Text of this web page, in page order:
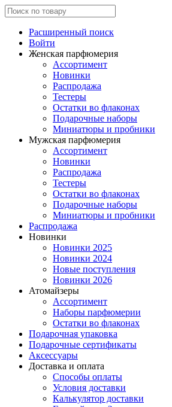
Расширенный поиск
Войти
Женская парфюмерия
Ассортимент
Новинки
Распродажа
Тестеры
Остатки во флаконах
Подарочные наборы
Миниатюры и пробники
Мужская парфюмерия
Ассортимент
Новинки
Распродажа
Тестеры
Остатки во флаконах
Подарочные наборы
Миниатюры и пробники
Распродажа
Новинки
Новинки 2025
Новинки 2024
Новые поступления
Новинки 2026
Атомайзеры
Ассортимент
Наборы парфюмерии
Остатки во флаконах
Подарочная упаковка
Подарочные сертификаты
Аксессуары
Доставка и оплата
Способы оплаты
Условия доставки
Калькулятор доставки